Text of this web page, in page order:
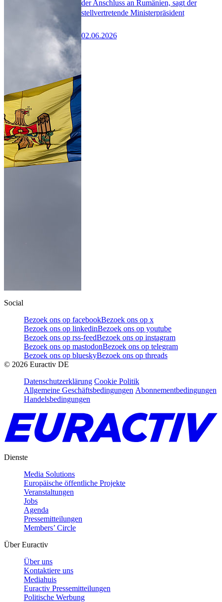
der Anschluss an Rumänien, sagt der
stellvertretende Ministerpräsident
02.06.2026
Social
Bezoek ons op facebookBezoek ons op x
Bezoek ons op linkedinBezoek ons op youtube
Bezoek ons op rss-feedBezoek ons op instagram
Bezoek ons op mastodonBezoek ons op telegram
Bezoek ons op blueskyBezoek ons op threads
© 2026 Euractiv DE
Datenschutzerklärung Cookie Politik
Allgemeine Geschäftsbedingungen Abonnementbedingungen
Handelsbedingungen
Dienste
Media Solutions
Europäische öffentliche Projekte
Veranstaltungen
Jobs
Agenda
Pressemitteilungen
Members’ Circle
Über Euractiv
Über uns
Kontaktiere uns
Mediahuis
Euractiv Pressemitteilungen
Politische Werbung